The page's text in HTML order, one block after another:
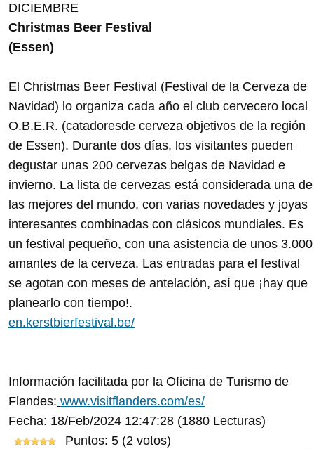
DICIEMBRE
Christmas Beer Festival
(Essen)
El Christmas Beer Festival (Festival de la Cerveza de
Navidad) lo organiza cada año el club cervecero local
O.B.E.R. (catadoresde cerveza objetivos de la región
de Essen). Durante dos días, los visitantes pueden
degustar unas 200 cervezas belgas de Navidad e
invierno. La lista de cervezas está considerada una de
las mejores del mundo, con varias novedades y joyas
interesantes combinadas con clásicos mundiales. Es
un festival pequeño, con una asistencia de unos 3.000
amantes de la cerveza. Las entradas para el festival
se agotan con meses de antelación, así que ¡hay que
planearlo con tiempo!.
en.kerstbierfestival.be/
Información facilitada por la Oficina de Turismo de
Flandes: www.visitflanders.com/es/
Fecha: 18/Feb/2024 12:47:28 (1880 Lecturas)
Puntos: 5 (2 votos)